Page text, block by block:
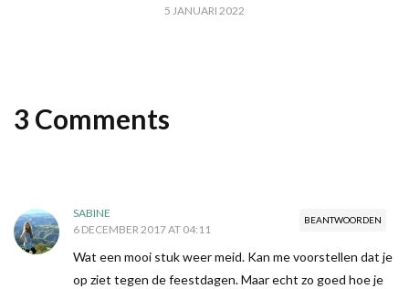
5 JANUARI 2022
3 Comments
BEANTWOORDEN
SABINE
6 DECEMBER 2017 AT 04:11
Wat een mooi stuk weer meid. Kan me voorstellen dat je
op ziet tegen de feestdagen. Maar echt zo goed hoe je